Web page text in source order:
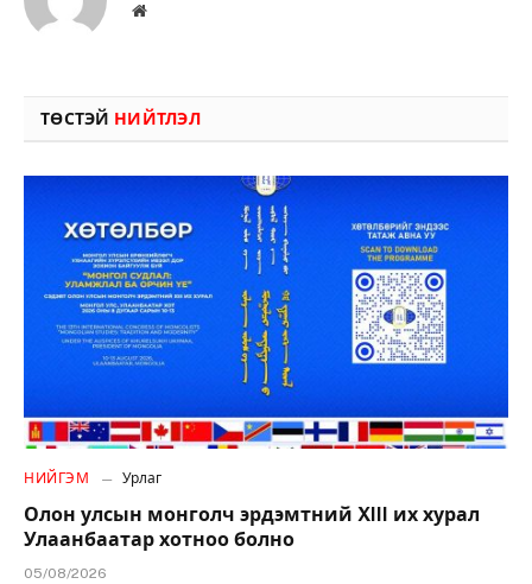
Вэбсайт
ТӨСТЭЙ НИЙТЛЭЛ
НИЙГЭМ Урлаг
Олон улсын монголч эрдэмтний XIII их хурал
Улаанбаатар хотноо болно
05/08/2026